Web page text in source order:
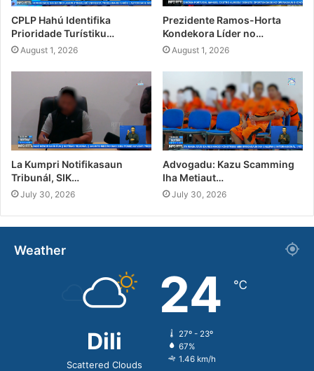
CPLP Hahú Identifika
Prioridade Turístiku…
August 1, 2026
Prezidente Ramos-Horta
Kondekora Líder no…
August 1, 2026
La Kumpri Notifikasaun
Tribunál, SIK…
July 30, 2026
Advogadu: Kazu Scamming
Iha Metiaut…
July 30, 2026
Weather
Dili
Scattered Clouds
24 ℃
27º - 23º
67%
1.46 km/h